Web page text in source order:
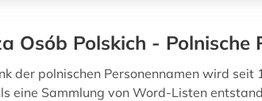
Osób Polskich - Polnische
der polnischen Personennamen wird seit
eine Sammlung von Word-Listen